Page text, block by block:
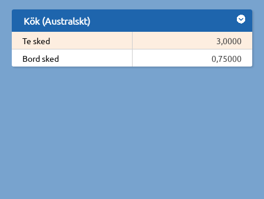
Kök (Australskt)
Te sked
3,0000
Bord sked
0,75000